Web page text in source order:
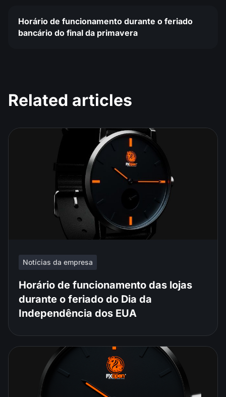
Horário de funcionamento durante o feriado
bancário do final da primavera
Related articles
Notícias da empresa
Horário de funcionamento das lojas
durante o feriado do Dia da
Independência dos EUA